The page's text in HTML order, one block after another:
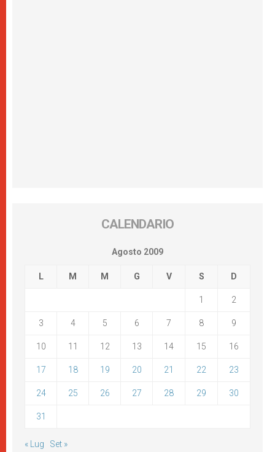
CALENDARIO
Agosto 2009
L M M G V S D
1 2
3 4 5 6 7 8 9
10 11 12 13 14 15 16
17 18 19 20 21 22 23
24 25 26 27 28 29 30
31
« Lug Set »